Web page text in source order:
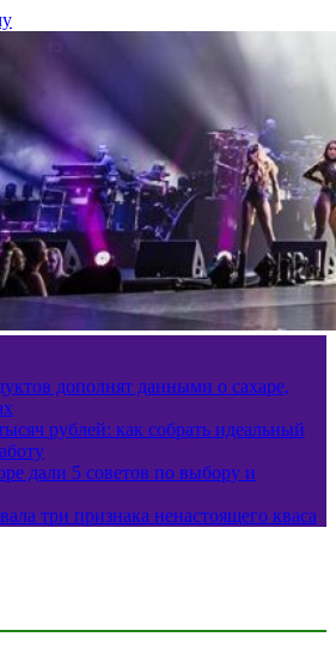
дополнят данными о сахаре,
рублей: как собрать идеальный
дали 5 советов по выбору и
три признака ненастоящего кваса